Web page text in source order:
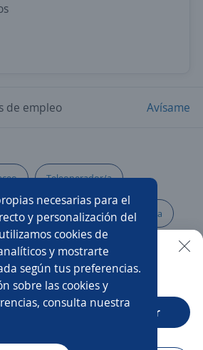
necesarias para el
y personalización del
cookies de
y mostrarte
según tus preferencias.
sobre las cookies y
consulta nuestra
de empleo Avísame
Teleoperador/a
Chófer ventas Gerente tienda
Analista Asesor/a financiero
Cajero sucursal
a de ventas
es más fácil en la app
Abrir